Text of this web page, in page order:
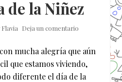
de la Niñez
Flavia Deja un comentario
mucha alegría que aún
que estamos viviendo,
diferente el día de la